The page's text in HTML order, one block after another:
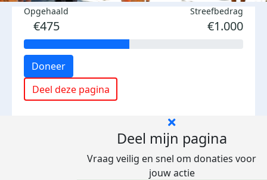
Opgehaald
€475
Streefbedrag
€1.000
Doneer
Deel deze pagina
Deel mijn pagina
Vraag veilig en snel om donaties voor
jouw actie